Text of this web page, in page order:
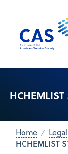
Home Legal
HCHEMLIST